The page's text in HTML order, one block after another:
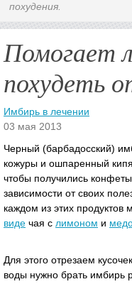
похудения.
Помогает
похудеть
Имбирь в лечении
03 мая 2013
Черный (барбадосский)
кожуры и ошпаренный
чтобы получились
зависимости от своих
каждом из этих продуктов
виде чая с лимоном и
Для этого отрезаем кусочек
воды нужно брать имбирь